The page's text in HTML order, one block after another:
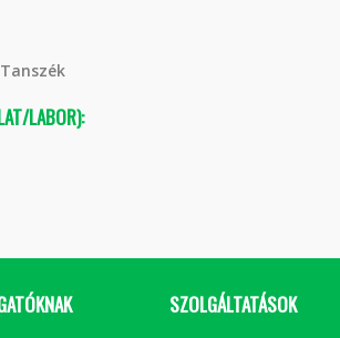
LABOR):
SZOLGÁLTATÁSOK